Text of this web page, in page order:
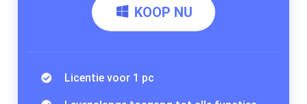
KOOP NU
Licentie voor 1 pc